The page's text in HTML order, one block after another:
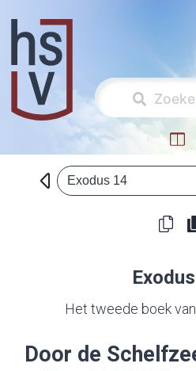
Exodus 14
Het tweede boek
Door de